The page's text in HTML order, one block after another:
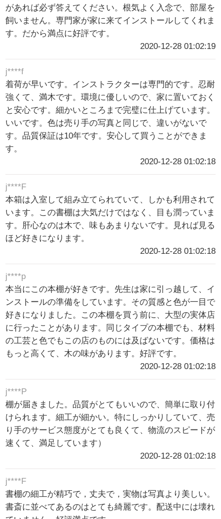
があれば必ず答えてください。根気よく入念で、部屋を
飼いません。専門家が家に来てインストールしてくれま
す。だから満点に好評です。
2020-12-28 01:02:19
j****f
着荷が早いです。インストラクターは専門的です。忍耐
強くて、満木です。環境に優しいので、家に置いておく
と安心です。細かいところまで完璧に仕上げています。
いいです。色は売り手の写真と同じで、違いがないで
す。品質保証は10年です。安心して買うことができま
す。
2020-12-28 01:02:18
j****F
本箱は入室して組み立てられていて、しかも利用されて
います。この書棚は大気だけではなく、目も潤っていま
す。肝心なのは木で、味もあまりないです。見れば見る
ほど好きになります。
2020-12-28 01:02:18
j****p
本当にこの本棚が好きです。先生は家に引っ越して、イ
ンストールの準備をしています。その質感と色が一目で
好きになりました。この本棚を買う前に、大型の実体店
に行ったことがあります。同じタイプの本棚でも、材料
の工芸と色でもこの店のものには及ばないです。価格は
もっと高くて、木の味があります。好評です。
2020-12-28 01:02:18
j****P
棚が届きました。品質がとてもいいので、簡単に取り付
けられます。細工が細かい。特にしっかりしていて、売
り手のサービス態度がとても良くて、物流のスピードが
速くて、満足しています）
2020-12-28 01:02:18
j****F
書棚の細工が精巧で，丈夫で，実物は写真より美しい。
書斎に並べてあるのはとても綺麗です。配送中には壊れ